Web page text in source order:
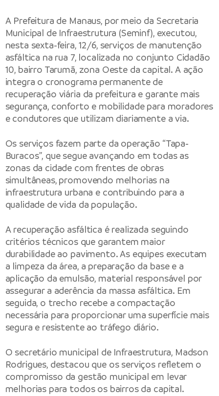
A Prefeitura de Manaus, por meio da Secretaria
Municipal de Infraestrutura (Seminf), executou,
nesta sexta-feira, 12/6, serviços de manutenção
asfáltica na rua 7, localizada no conjunto Cidadão
10, bairro Tarumã, zona Oeste da capital. A ação
integra o cronograma permanente de
recuperação viária da prefeitura e garante mais
segurança, conforto e mobilidade para moradores
e condutores que utilizam diariamente a via.
Os serviços fazem parte da operação “Tapa-
Buracos”, que segue avançando em todas as
zonas da cidade com frentes de obras
simultâneas, promovendo melhorias na
infraestrutura urbana e contribuindo para a
qualidade de vida da população.
A recuperação asfáltica é realizada seguindo
critérios técnicos que garantem maior
durabilidade ao pavimento. As equipes executam
a limpeza da área, a preparação da base e a
aplicação da emulsão, material responsável por
assegurar a aderência da massa asfáltica. Em
seguida, o trecho recebe a compactação
necessária para proporcionar uma superfície mais
segura e resistente ao tráfego diário.
O secretário municipal de Infraestrutura, Madson
Rodrigues, destacou que os serviços refletem o
compromisso da gestão municipal em levar
melhorias para todos os bairros da capital.